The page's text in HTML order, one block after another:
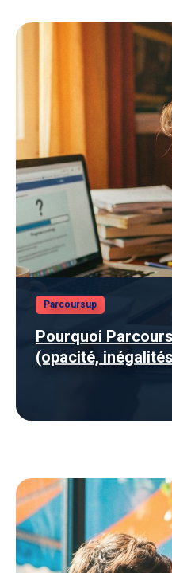
Parcoursup
Pourquoi
(opacité,